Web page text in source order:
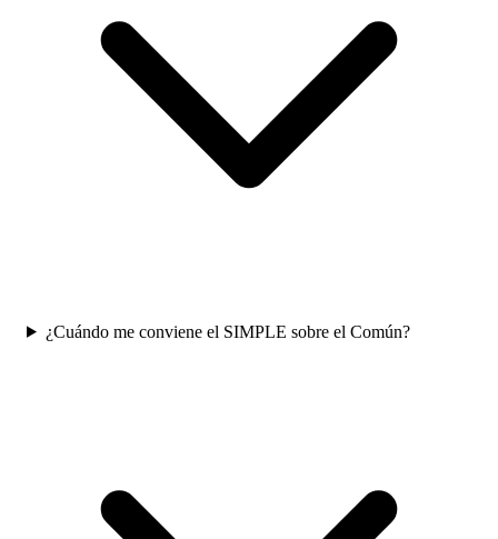
¿Cuándo me conviene el SIMPLE sobre el Común?